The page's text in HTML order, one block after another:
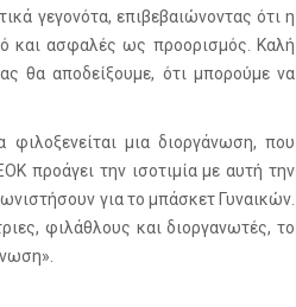
γεγονότα, επιβεβαιώνοντας ότι η
και ασφαλές ως προορισμός. Καλή
θα αποδείξουμε, ότι μπορούμε να
μια διοργάνωση, που
προάγει την ισοτιμία με αυτή την
για το μπάσκετ Γυναικών.
φιλάθλους και διοργανωτές, το